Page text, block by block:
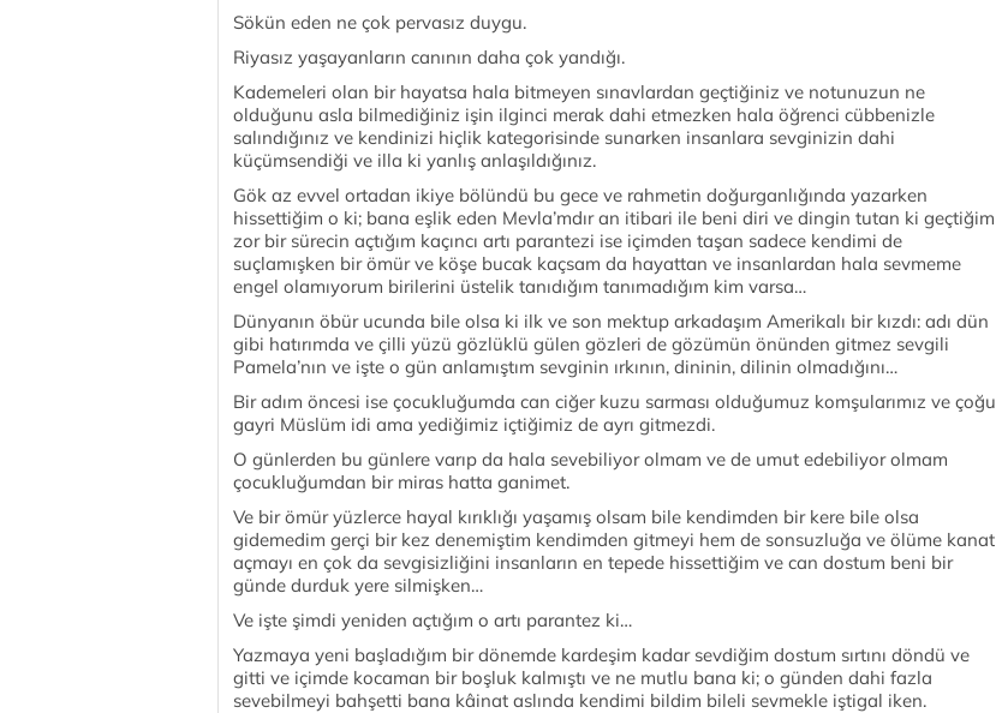
Sökün eden ne çok pervasız duygu.
Riyasız yaşayanların canının daha çok yandığı.
Kademeleri olan bir hayatsa hala bitmeyen sınavlardan geçtiğiniz ve notunuzun ne
olduğunu asla bilmediğiniz işin ilginci merak dahi etmezken hala öğrenci cübbenizle
salındığınız ve kendinizi hiçlik kategorisinde sunarken insanlara sevginizin dahi
küçümsendiği ve illa ki yanlış anlaşıldığınız.
Gök az evvel ortadan ikiye bölündü bu gece ve rahmetin doğurganlığında yazarken
hissettiğim o ki; bana eşlik eden Mevla’mdır an itibari ile beni diri ve dingin tutan ki geçtiğim
zor bir sürecin açtığım kaçıncı artı parantezi ise içimden taşan sadece kendimi de
suçlamışken bir ömür ve köşe bucak kaçsam da hayattan ve insanlardan hala sevmeme
engel olamıyorum birilerini üstelik tanıdığım tanımadığım kim varsa…
Dünyanın öbür ucunda bile olsa ki ilk ve son mektup arkadaşım Amerikalı bir kızdı: adı dün
gibi hatırımda ve çilli yüzü gözlüklü gülen gözleri de gözümün önünden gitmez sevgili
Pamela’nın ve işte o gün anlamıştım sevginin ırkının, dininin, dilinin olmadığını…
Bir adım öncesi ise çocukluğumda can ciğer kuzu sarması olduğumuz komşularımız ve çoğu
gayri Müslüm idi ama yediğimiz içtiğimiz de ayrı gitmezdi.
O günlerden bu günlere varıp da hala sevebiliyor olmam ve de umut edebiliyor olmam
çocukluğumdan bir miras hatta ganimet.
Ve bir ömür yüzlerce hayal kırıklığı yaşamış olsam bile kendimden bir kere bile olsa
gidemedim gerçi bir kez denemiştim kendimden gitmeyi hem de sonsuzluğa ve ölüme kanat
açmayı en çok da sevgisizliğini insanların en tepede hissettiğim ve can dostum beni bir
günde durduk yere silmişken…
Ve işte şimdi yeniden açtığım o artı parantez ki…
Yazmaya yeni başladığım bir dönemde kardeşim kadar sevdiğim dostum sırtını döndü ve
gitti ve içimde kocaman bir boşluk kalmıştı ve ne mutlu bana ki; o günden dahi fazla
sevebilmeyi bahşetti bana kâinat aslında kendimi bildim bileli sevmekle iştigal iken.